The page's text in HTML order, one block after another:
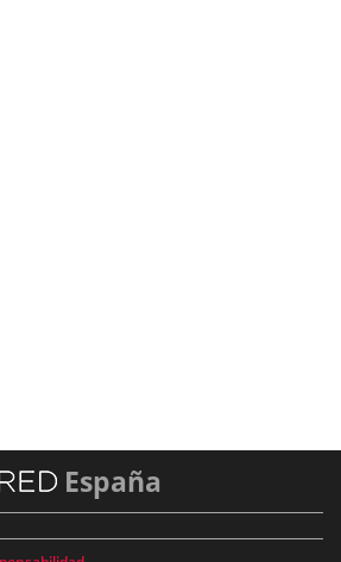
España